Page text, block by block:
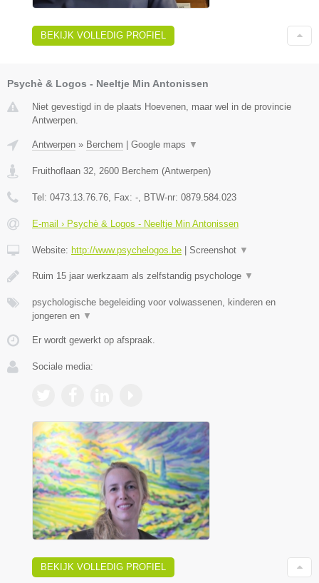
BEKIJK VOLLEDIG PROFIEL
Psychè & Logos - Neeltje Min Antonissen
Niet gevestigd in de plaats Hoevenen, maar wel in de provincie
Antwerpen.
Antwerpen » Berchem Google maps ▼
Fruithoflaan 32, 2600 Berchem (Antwerpen)
Tel: 0473.13.76.76, Fax: -, BTW-nr: 0879.584.023
E-mail › Psychè & Logos - Neeltje Min Antonissen
Website: http://www.psychelogos.be Screenshot ▼
Ruim 15 jaar werkzaam als zelfstandig psychologe ▼
psychologische begeleiding voor volwassenen, kinderen en
jongeren en ▼
Er wordt gewerkt op afspraak.
Sociale media:
BEKIJK VOLLEDIG PROFIEL